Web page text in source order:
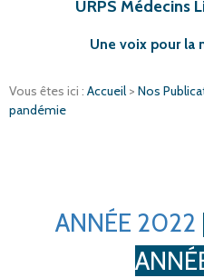
URPS Médecins
Une voix pour la
Vous êtes ici : Accueil > Nos
pandémie
ANNÉE 2022